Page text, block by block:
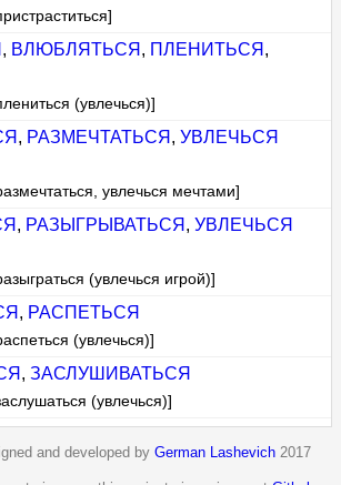
, ВЛЮБЛЯТЬСЯ , ПЛЕНИТЬСЯ ,
(увлечься)]
, РАЗМЕЧТАТЬСЯ , УВЛЕЧЬСЯ
увлечься мечтами]
, РАЗЫГРЫВАТЬСЯ , УВЛЕЧЬСЯ
(увлечься игрой)]
, РАСПЕТЬСЯ
(увлечься)]
, ЗАСЛУШИВАТЬСЯ
(увлечься)]
and developed by German Lashevich 2017